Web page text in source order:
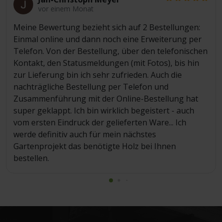
vor einem Monat
Meine Bewertung bezieht sich auf 2 Bestellungen:
Einmal online und dann noch eine Erweiterung per
Telefon. Von der Bestellung, über den telefonischen
Kontakt, den Statusmeldungen (mit Fotos), bis hin
zur Lieferung bin ich sehr zufrieden. Auch die
nachträgliche Bestellung per Telefon und
Zusammenführung mit der Online-Bestellung hat
super geklappt. Ich bin wirklich begeistert - auch
vom ersten Eindruck der gelieferten Ware... Ich
werde definitiv auch für mein nächstes
Gartenprojekt das benötigte Holz bei Ihnen
bestellen.